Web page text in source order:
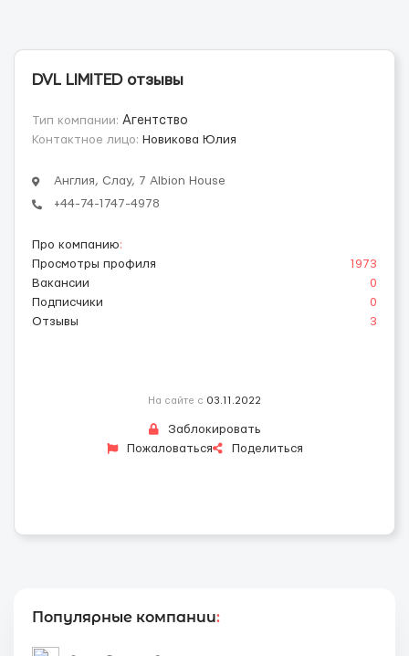
DVL LIMITED отзывы
Тип компании: Агентство
Контактное лицо: Новикова Юлия
Англия, Слау, 7 Albion House
+44-74-1747-4978
Про компанию:
Просмотры профиля
1973
Вакансии
0
Подписчики
0
Отзывы
3
На сайте с 03.11.2022
Заблокировать
Пожаловаться
Поделиться
Популярные компании: